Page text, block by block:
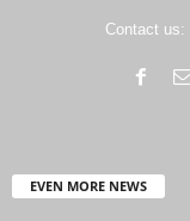
Contact us:
EVEN MORE NEWS